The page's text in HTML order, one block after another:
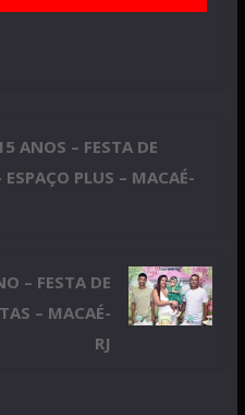
ANOS – FESTA DE
PLUS – MACAÉ-
– FESTA DE
– MACAÉ-
RJ